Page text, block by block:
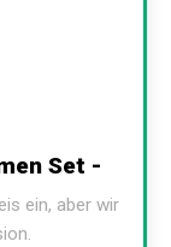
Set -
ein, aber wir